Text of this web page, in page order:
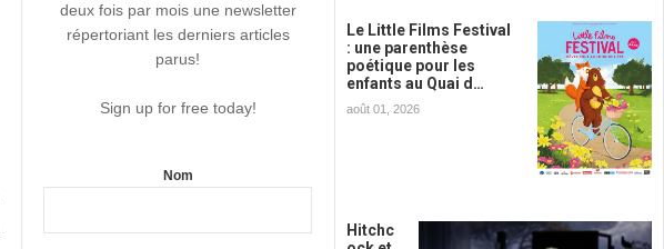
deux fois par mois une newsletter
répertoriant les derniers articles
parus!
Sign up for free today!
Nom
Le Little Films Festival
: une parenthèse
poétique pour les
enfants au Quai d…
août 01, 2026
Hitchc